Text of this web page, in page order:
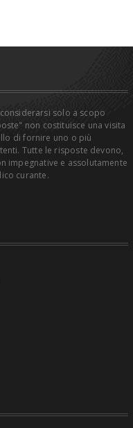
solo a scopo
non costituisce una visita
di fornire uno o più
Tutte le risposte devono,
impegnative e assolutamente
curante.